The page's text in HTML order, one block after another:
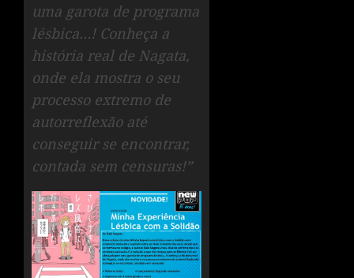
uma garota de programa
lésbica…! Conheça a
história real de Nagata,
onde ela mostra o seu
processo extremo de
autorreflexão até
conseguir se encontrar,
contada sem censuras!”